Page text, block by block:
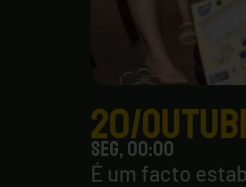
20/
seg, 00:00
É um facto